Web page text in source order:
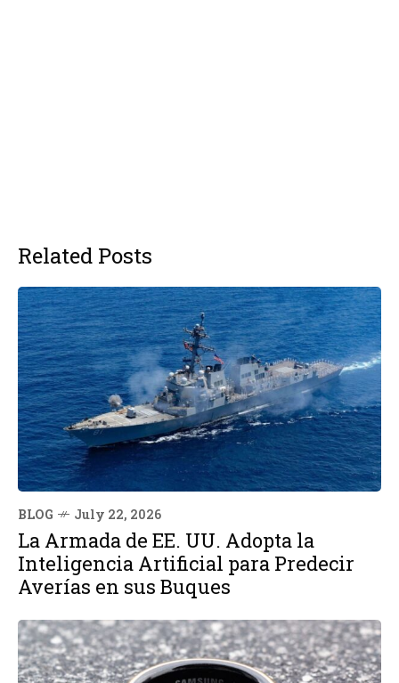
Related Posts
BLOG July 22, 2026
La Armada de EE. UU. Adopta la
Inteligencia Artificial para Predecir
Averías en sus Buques